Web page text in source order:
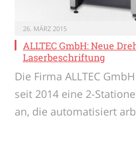
26. MÄRZ 2015
ALLTEC GmbH: Neue
Laserbeschriftung
Die Firma ALLTEC
seit 2014 eine 2-
an, die automatisiert